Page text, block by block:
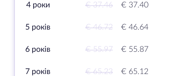
4 роки € 37.46 € 37.40
5 років € 46.72 € 46.64
6 років € 55.97 € 55.87
7 років € 65.23 € 65.12